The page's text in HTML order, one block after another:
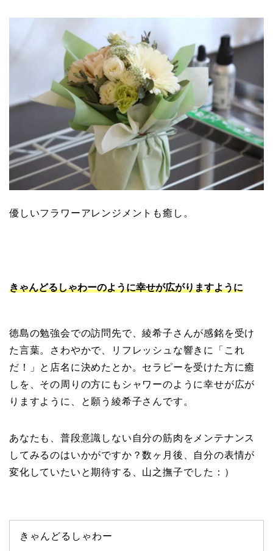
優しいフラワーアレンジメントも癒し。
きゃんどるしゃわーのように幸せが広がりますように
徳島の勉強会での訪問先で、綾希子さんが感銘を受け
た言葉。さわやかで、リフレッシュな響きに「これ
だ！」と店名に決めたとか。セラピーを受けた方に癒
しを、その周りの方にもシャワーのように幸せが広が
りますように、と願う綾希子さんです。
あなたも、普段意識しない自分の筋肉をメンテナンス
してみるのはいかがですか？数ヶ月後、自分の表情が
変化していたいと期待する、山之撫子でした：）
きゃんどるしゃわー